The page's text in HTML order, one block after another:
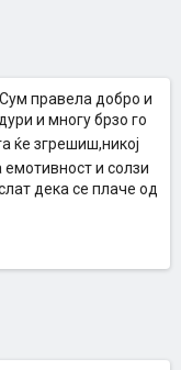
правела добро и
и многу брзо го
ќе згрешиш,никој
емотивност и солзи
дека се плаче од